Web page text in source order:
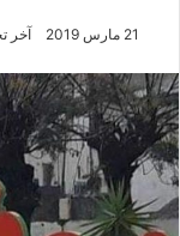
21 مارس 2019 آخر